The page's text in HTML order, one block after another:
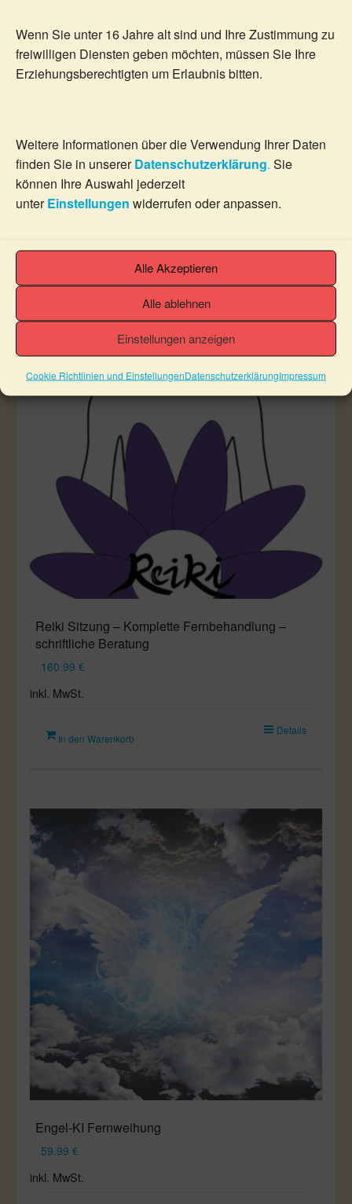
Wenn Sie unter 16 Jahre alt sind und Ihre Zustimmung zu
freiwilligen Diensten geben möchten, müssen Sie Ihre
Erziehungsberechtigten um Erlaubnis bitten.
Weitere Informationen über die Verwendung Ihrer Daten
finden Sie in unsererDatenschutzerklärung. Sie
können Ihre Auswahl jederzeit
unterEinstellungen widerrufen oder anpassen.
Alle Akzeptieren
Alle ablehnen
Einstellungen anzeigen
Cookie Richtlinien und EinstellungenDatenschutzerklärungImpressum
Fernbehandlung – schriftliche Beratung
109.99€
inkl. MwSt.
Reiki Sitzung – Komplette Fernbehandlung –
schriftliche Beratung
160.99€
inkl. MwSt.
In den Warenkorb
Details
Engel-KI Fernweihung
59.99€
inkl. MwSt.